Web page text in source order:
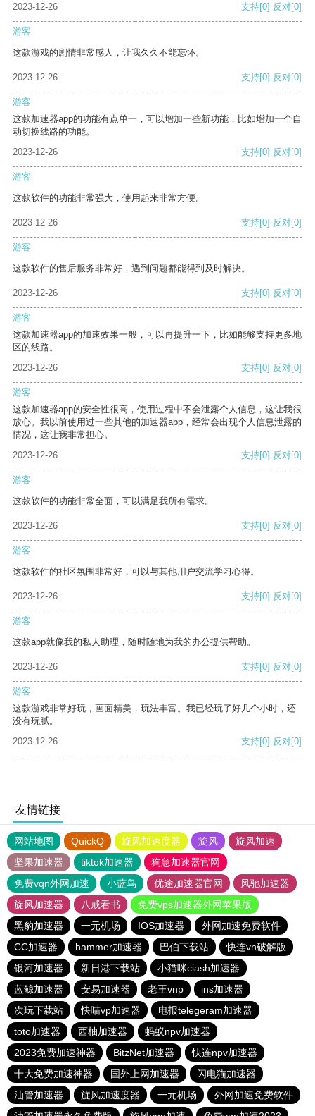
2023-12-26 支持[0] 反对[0]
游客
这款游戏的剧情非常感人，让我久久不能忘怀。
2023-12-26 支持[0] 反对[0]
游客
这款加速器app的功能有点单一，可以增加一些新功能，比如增加一个自
动切换线路的功能。
2023-12-26
支持[0] 反对[0]
游客
这款软件的功能非常强大，使用起来非常方便。
2023-12-26 支持[0] 反对[0]
游客
这款软件的售后服务非常好，遇到问题都能得到及时解决。
2023-12-26 支持[0] 反对[0]
游客
这款加速器app的加速效果一般，可以再提升一下，比如能够支持更多地
区的线路。
2023-12-26
支持[0] 反对[0]
游客
这款加速器app的安全性很高，使用过程中不会泄露个人信息，这让我很
放心。我以前使用过一些其他的加速器app，经常会出现个人信息泄露的
情况，这让我非常担心。
2023-12-26
支持[0] 反对[0]
游客
这款软件的功能非常全面，可以满足我所有需求。
2023-12-26 支持[0] 反对[0]
游客
这款软件的社区氛围非常好，可以与其他用户交流学习心得。
2023-12-26 支持[0] 反对[0]
游客
这款app就像我的私人助理，随时随地为我的办公提供帮助。
2023-12-26 支持[0] 反对[0]
游客
这款游戏非常好玩，画面精美，玩法丰富。我已经玩了好几个小时，还
没有玩腻。
2023-12-26
支持[0] 反对[0]
友情链接
网站地图 QuickQ 旋风加速度器 旋风
旋风加速
坚果加速器
tiktok加速器
狗急加速器官网
免费vqn外网加速
小蓝鸟 优途加速器官网
风驰加速器
旋风加速器
八戒看书
免费vps加速器外网苹果版
黑豹加速器
一元机场 IOS加速器
外网加速免费软件
CC加速器
hammer加速器 巴伯下载站
快连vn破解版
银河加速器
新日港下载站
小猫咪ciash加速器
蓝鲸加速器
安易加速器 老王vnp
ins加速器
次玩下载站
快喵vp加速器
电报telegeram加速器
toto加速器
西柚加速器
蚂蚁npv加速器
2023免费加速神器
BitzNet加速器
快连npv加速器
十大免费加速神器
国外上网加速器
闪电猫加速器
油管加速器
旋风加速度器 一元机场
外网加速免费软件